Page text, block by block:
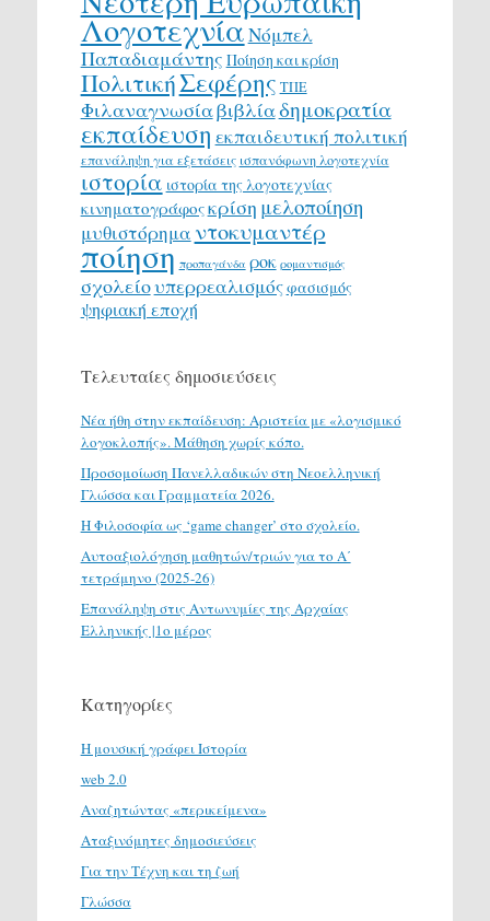
ΛογοτεχνίαΝόμπελ
Παπαδιαμάντης Ποίηση και κρίση
ΠολιτικήΣεφέρης ΤΠΕ
Φιλαναγνωσίαβιβλίαδημοκρατία
εκπαίδευση εκπαιδευτική πολιτική
επανάληψη για εξετάσεις ισπανόφωνη λογοτεχνία
ιστορία ιστορία της λογοτεχνίας
κινηματογράφοςκρίση μελοποίηση
μυθιστόρημα ντοκυμαντέρ
ποίηση προπαγάνδα ροκ ρομαντισμός
σχολείουπερρεαλισμόςφασισμός
ψηφιακή εποχή
Τελευταίες δημοσιεύσεις
Νέα ήθη στην εκπαίδευση: Αριστεία με «λογισμικό
λογοκλοπής». Μάθηση χωρίς κόπο.
Προσομοίωση Πανελλαδικών στη Νεοελληνική
Γλώσσα και Γραμματεία 2026.
H Φιλοσοφία ως ‘game changer’ στο σχολείο.
Αυτοαξιολόγηση μαθητών/τριών για το Α΄
τετράμηνο (2025-26)
Επανάληψη στις Αντωνυμίες της Αρχαίας
Ελληνικής |1ο μέρος
Κατηγορίες
H μουσική γράφει Ιστορία
web 2.0
Αναζητώντας «περικείμενα»
Αταξινόμητες δημοσιεύσεις
Για την Τέχνη και τη ζωή
Γλώσσα